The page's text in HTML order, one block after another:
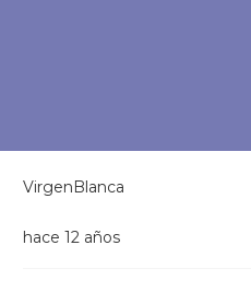
VirgenBlanca
hace 12 años